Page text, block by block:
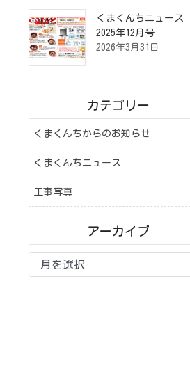
くまくんちニュース
2025年12月号
2026年3月31日
カテゴリー
くまくんちからのお知らせ
くまくんちニュース
工事写真
アーカイブ
ア